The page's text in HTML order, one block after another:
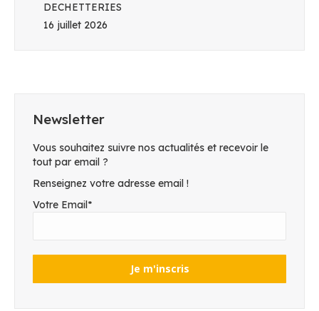
DECHETTERIES
16 juillet 2026
Newsletter
Vous souhaitez suivre nos actualités et recevoir le
tout par email ?
Renseignez votre adresse email !
Votre Email*